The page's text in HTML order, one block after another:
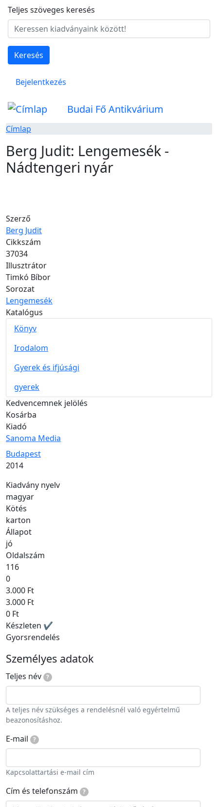
Ugrás a tartalomra
Teljes szöveges keresés
Keresés
Felhasználói fiók menüje
Bejelentkezés
Budai Fő Antikvárium
Címlap
Berg Judit: Lengemesék -
Nádtengeri nyár
Szerző
Berg Judit
Cikkszám
37034
Illusztrátor
Timkó Bíbor
Sorozat
Lengemesék
Katalógus
Könyv
Irodalom
Gyerek és ifjúsági
gyerek
Kedvencemnek jelölés
Kosárba
Kiadó
Sanoma Media
Kiadás helye
Budapest
Kiadás éve
2014
Kiadvány nyelv
magyar
Kötés
karton
Állapot
jó
Oldalszám
116
0
3.000 Ft
3.000 Ft
0 Ft
Készleten ✔
Gyorsrendelés
Személyes adatok
Teljes név ?
A teljes név szükséges a rendelésnél való egyértelmű
beazonosításhoz.
E-mail ?
Kapcsolattartási e-mail cím
Cím és telefonszám ?